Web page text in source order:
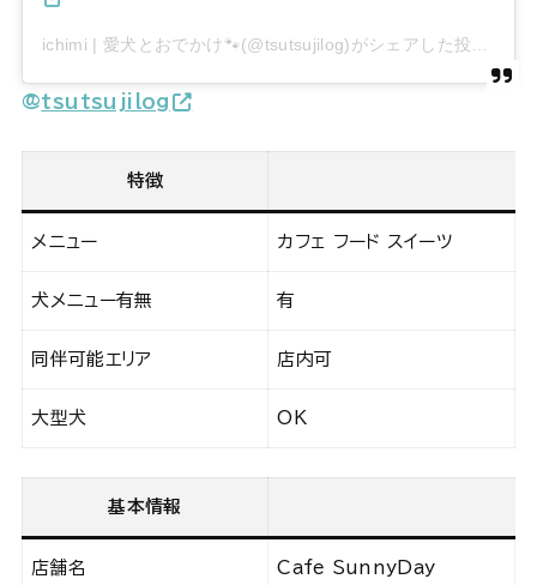
ichimi | 愛犬とおでかけ🐾(@tsutsujilog)がシェアした投稿
@tsutsujilog
特徴
メニュー カフェ フード スイーツ
犬メニュー有無 有
同伴可能エリア 店内可
大型犬 OK
基本情報
店舗名 Cafe SunnyDay